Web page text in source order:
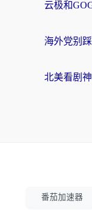
番茄加速器